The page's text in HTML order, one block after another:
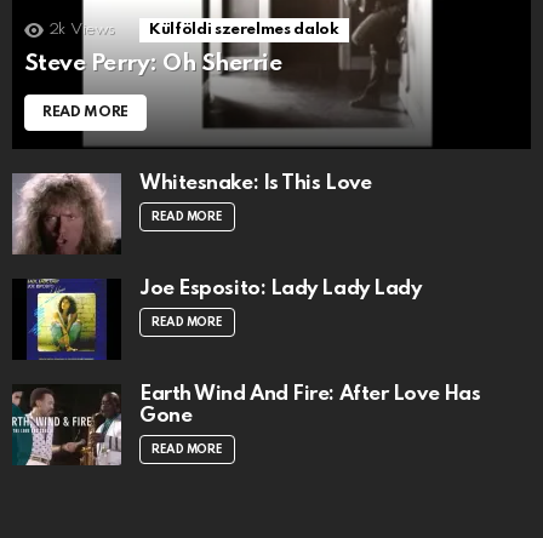
2k Views Külföldi szerelmes dalok
Steve Perry: Oh Sherrie
READ MORE
Whitesnake: Is This Love
READ MORE
Joe Esposito: Lady Lady Lady
READ MORE
Earth Wind And Fire: After Love Has
Gone
READ MORE